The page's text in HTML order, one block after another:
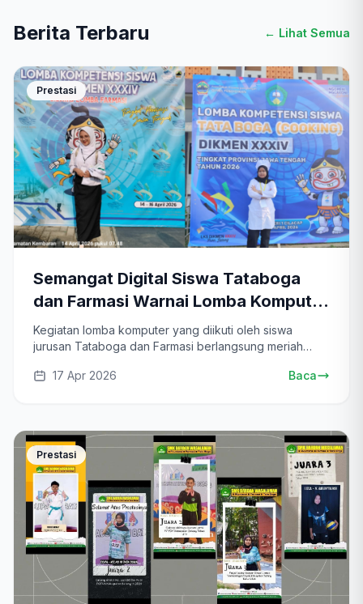
Berita Terbaru ← Lihat Semua
Prestasi
Semangat Digital Siswa Tataboga
dan Farmasi Warnai Lomba Komputer
di Cilacap
Kegiatan lomba komputer yang diikuti oleh siswa
jurusan Tataboga dan Farmasi berlangsung meriah
17 Apr 2026
Baca
Prestasi